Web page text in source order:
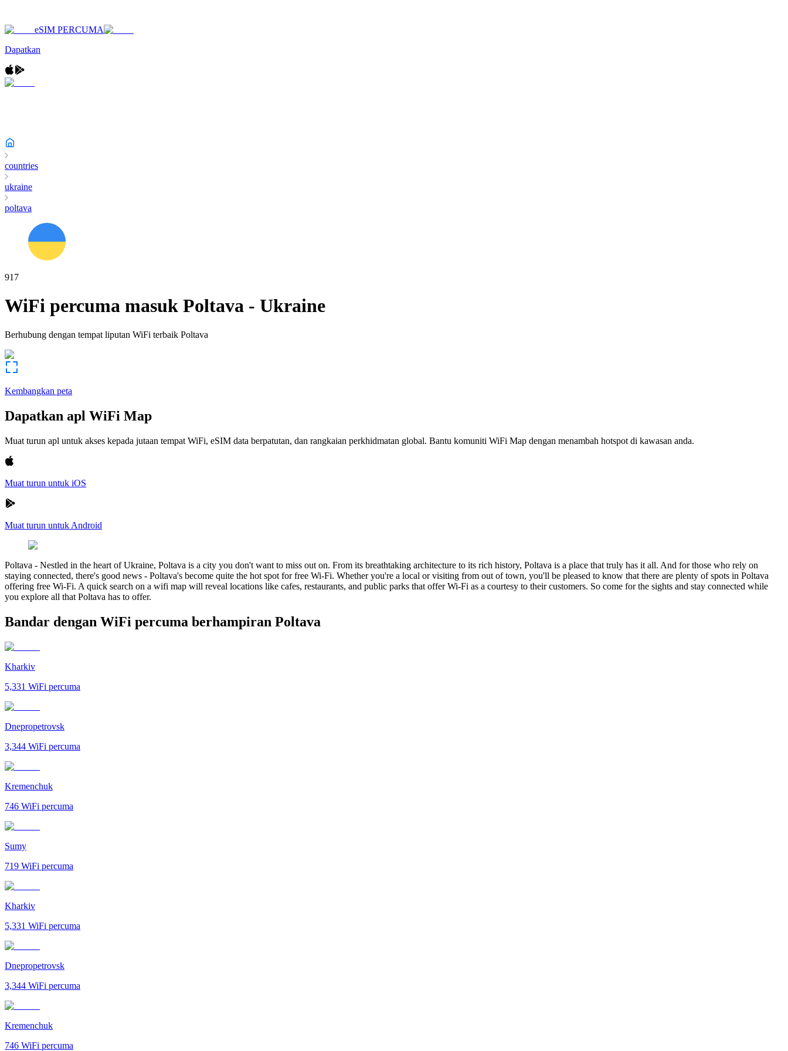
eSIM PERCUMA
Dapatkan
countries
ukraine
poltava
917
WiFi percuma masuk Poltava - Ukraine
Berhubung dengan tempat liputan WiFi terbaik Poltava
Kembangkan peta
Dapatkan apl WiFi Map
Muat turun apl untuk akses kepada jutaan tempat WiFi, eSIM data berpatutan, dan rangkaian perkhidmatan global. Bantu komuniti WiFi Map dengan menambah hotspot di kawasan anda.
Muat turun untuk iOS
Muat turun untuk Android
Poltava - Nestled in the heart of Ukraine, Poltava is a city you don't want to miss out on. From its breathtaking architecture to its rich history, Poltava is a place that truly has it all. And for those who rely on
staying connected, there's good news - Poltava's become quite the hot spot for free Wi-Fi. Whether you're a local or visiting from out of town, you'll be pleased to know that there are plenty of spots in Poltava
offering free Wi-Fi. A quick search on a wifi map will reveal locations like cafes, restaurants, and public parks that offer Wi-Fi as a courtesy to their customers. So come for the sights and stay connected while
you explore all that Poltava has to offer.
Bandar dengan WiFi percuma berhampiran Poltava
Kharkiv
5,331 WiFi percuma
Dnepropetrovsk
3,344 WiFi percuma
Kremenchuk
746 WiFi percuma
Sumy
719 WiFi percuma
Kharkiv
5,331 WiFi percuma
Dnepropetrovsk
3,344 WiFi percuma
Kremenchuk
746 WiFi percuma